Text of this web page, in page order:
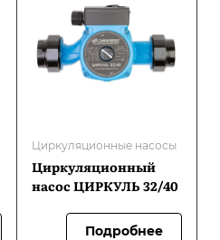
Циркуляционные насосы
Циркуляционный
насос ЦИРКУЛЬ 32/40
Подробнее